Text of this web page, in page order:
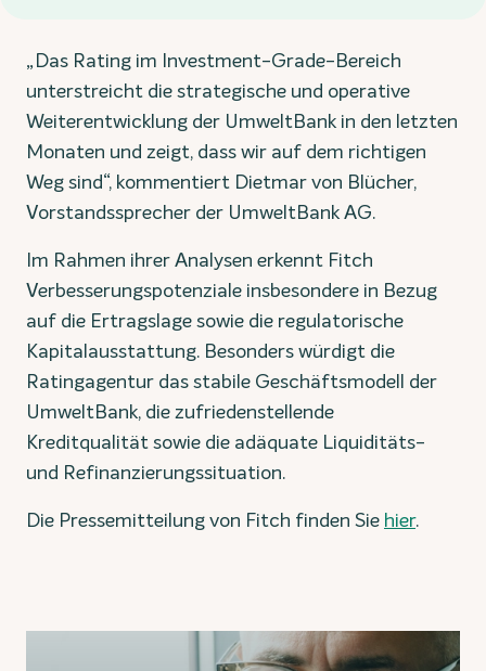
„Das Rating im Investment-Grade-Bereich
unterstreicht die strategische und operative
Weiterentwicklung der UmweltBank in den letzten
Monaten und zeigt, dass wir auf dem richtigen
Weg sind“, kommentiert Dietmar von Blücher,
Vorstandssprecher der UmweltBank AG.
Im Rahmen ihrer Analysen erkennt Fitch
Verbesserungspotenziale insbesondere in Bezug
auf die Ertragslage sowie die regulatorische
Kapitalausstattung. Besonders würdigt die
Ratingagentur das stabile Geschäftsmodell der
UmweltBank, die zufriedenstellende
Kreditqualität sowie die adäquate Liquiditäts-
und Refinanzierungssituation.
Die Pressemitteilung von Fitch finden Sie hier.